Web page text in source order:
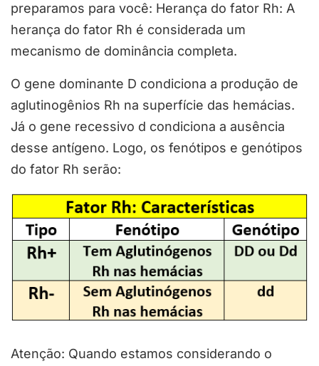
preparamos para você: Herança do fator Rh: A
herança do fator Rh é considerada um
mecanismo de dominância completa.
O gene dominante D condiciona a produção de
aglutinogênios Rh na superfície das hemácias.
Já o gene recessivo d condiciona a ausência
desse antígeno. Logo, os fenótipos e genótipos
do fator Rh serão:
Atenção: Quando estamos considerando o